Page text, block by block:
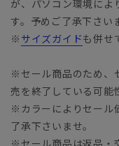
が、パソコン環境によ
す。予めご了承下さい
※ サイズガイドも併せ
※セール商品のため、
売を終了している可能
※カラーによりセール
了承下さいませ。